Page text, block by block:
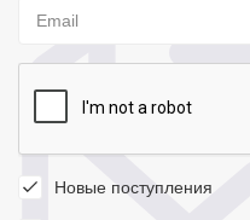
Новые поступления